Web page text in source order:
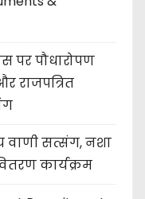
पर पौधारोपण
राजपत्रित
वाणी सत्संग, नशा
कार्यक्रम